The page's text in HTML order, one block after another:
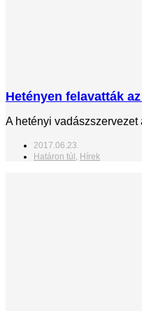
Hetényen felavatták
A hetényi
2017.06.23.
Határon túl, Hírek